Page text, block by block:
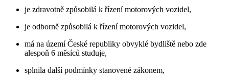
je zdravotně způsobilá k řízení motorových vozidel,
je odborně způsobilá k řízení motorových vozidel,
má na území České republiky obvyklé bydliště nebo zde
alespoň 6 měsíců studuje,
splnila další podmínky stanovené zákonem,